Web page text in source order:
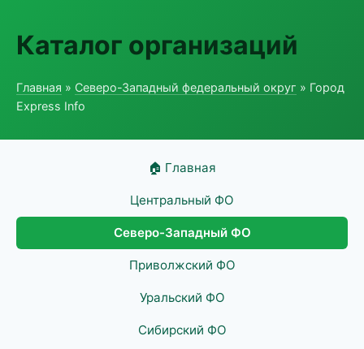
Каталог организаций
Главная » Северо-Западный федеральный округ » Город
Express Info
🏠 Главная
Центральный ФО
Северо-Западный ФО
Приволжский ФО
Уральский ФО
Сибирский ФО